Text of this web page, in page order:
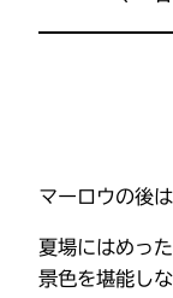
マーロウの後
夏場にはめっ
景色を堪能し